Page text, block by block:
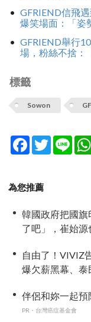
GFRIEND信飛
爆笑場面：「姿
GFRIEND舉行
場，粉絲不捨：
標籤
Sowon
Facebook
TwitterLine
為您推薦
韓國政府把國旗
了吧」，崔始源
自由了！VIVIZ
爆欠薪黑幕、
伴侶和妳一起預
PR・台灣癌症基金會